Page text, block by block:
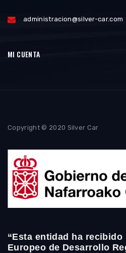
administracion@silver-car.com
MI CUENTA
Copyright © 2020 Silver Car
“Esta entidad ha
Europeo de Desarrollo